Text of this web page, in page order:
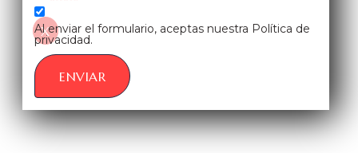
X
Al enviar el formulario, aceptas nuestra Política de
privacidad.
ENVIAR